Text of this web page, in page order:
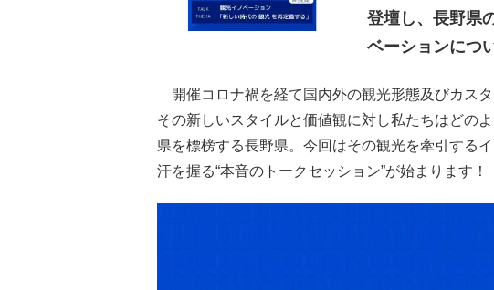
登壇し、長野県
ベーションにつ
開催コロナ禍を経て国内外の観光形態及びカス
その新しいスタイルと価値観に対し私たちはどの
県を標榜する長野県。今回はその観光を牽引する
汗を握る“本音のトークセッション”が始まります！